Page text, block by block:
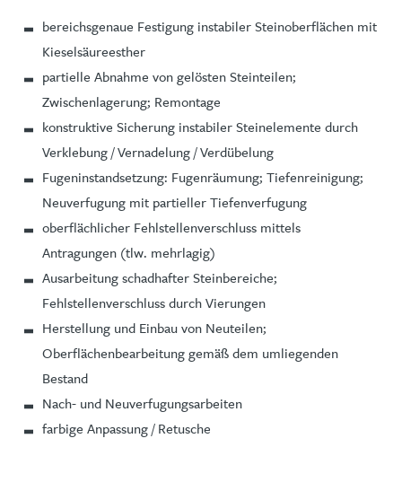
bereichsgenaue Festigung instabiler Steinoberflächen mit
Kieselsäureesther
partielle Abnahme von gelösten Steinteilen;
Zwischenlagerung; Remontage
konstruktive Sicherung instabiler Steinelemente durch
Verklebung / Vernadelung / Verdübelung
Fugeninstandsetzung: Fugenräumung; Tiefenreinigung;
Neuverfugung mit partieller Tiefenverfugung
oberflächlicher Fehlstellenverschluss mittels
Antragungen (tlw. mehrlagig)
Ausarbeitung schadhafter Steinbereiche;
Fehlstellenverschluss durch Vierungen
Herstellung und Einbau von Neuteilen;
Oberflächenbearbeitung gemäß dem umliegenden
Bestand
Nach- und Neuverfugungsarbeiten
farbige Anpassung / Retusche